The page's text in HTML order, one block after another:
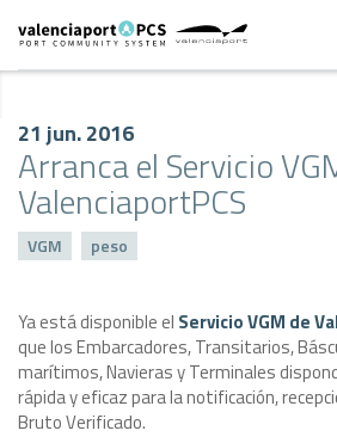
21 jun. 2016
Arranca el Servicio
ValenciaportPCS
VGM peso
Ya está disponible el Servicio VGM de
que los Embarcadores, Transitarios,
marítimos, Navieras y Terminales
rápida y eficaz para la notificación,
Bruto Verificado.